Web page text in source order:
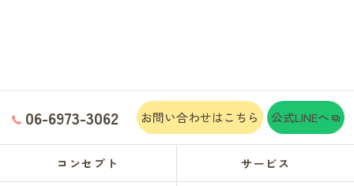
06-6973-3062 お問い合わせはこちら 公式LINEへ
コンセプト サービス